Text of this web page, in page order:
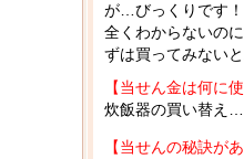
が…びっくりです
全くわからないの
ずは買ってみない
【当せん金は何に
炊飯器の買い替え…
【当せんの秘訣が